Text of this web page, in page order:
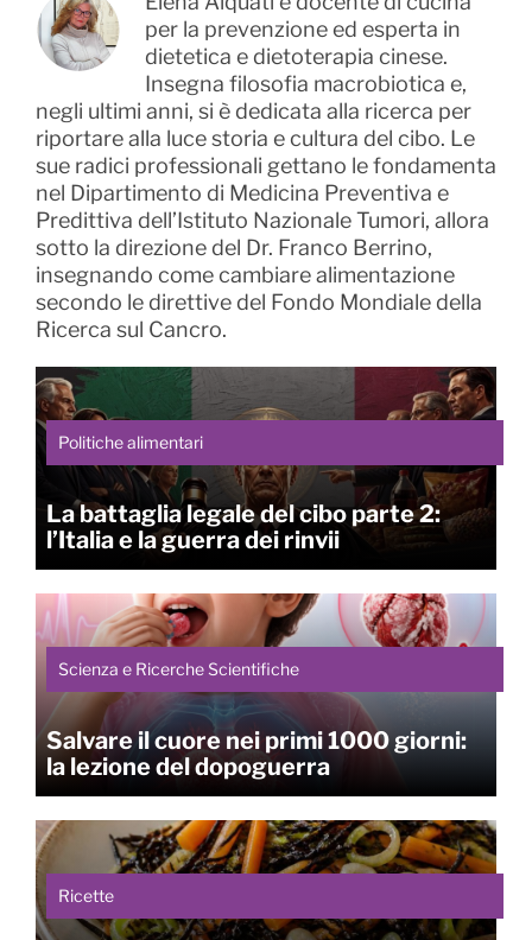
per la prevenzione ed esperta in
dietetica e dietoterapia cinese.
Insegna filosofia macrobiotica e,
negli ultimi anni, si è dedicata alla ricerca per
riportare alla luce storia e cultura del cibo. Le
sue radici professionali gettano le fondamenta
nel Dipartimento di Medicina Preventiva e
Predittiva dell’Istituto Nazionale Tumori, allora
sotto la direzione del Dr. Franco Berrino,
insegnando come cambiare alimentazione
secondo le direttive del Fondo Mondiale della
Ricerca sul Cancro.
Politiche alimentari
La battaglia legale del cibo parte 2:
l’Italia e la guerra dei rinvii
Scienza e Ricerche Scientifiche
Salvare il cuore nei primi 1000 giorni:
la lezione del dopoguerra
Ricette